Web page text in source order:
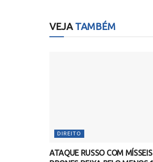
VEJATAMBÉM
DIREITO
ATAQUE RUSSO COM